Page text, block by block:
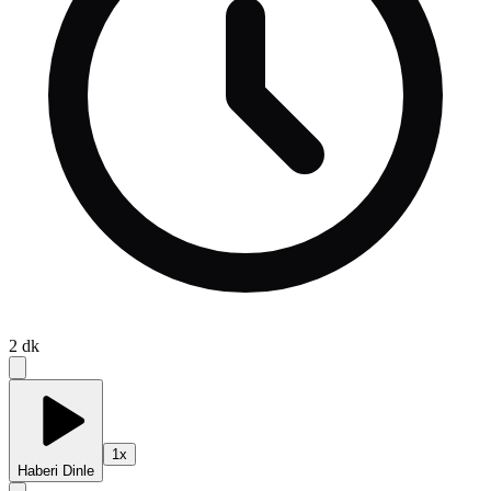
2 dk
Haberi Dinle
1x